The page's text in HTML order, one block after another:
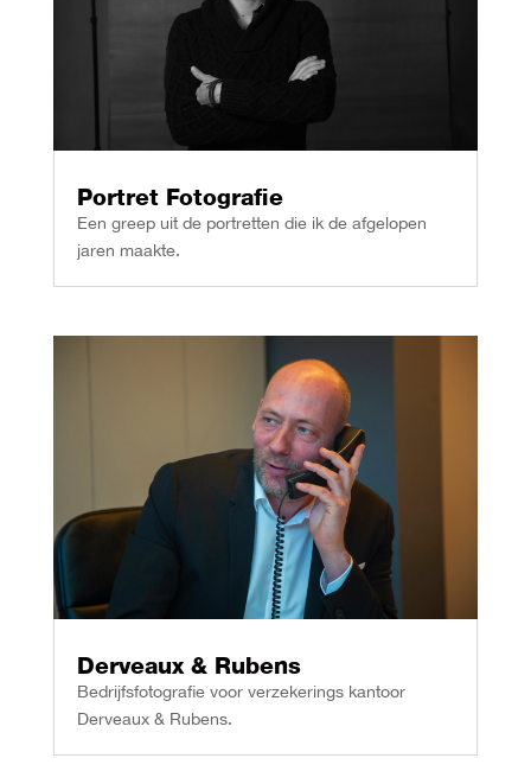
Portret Fotografie
Een greep uit de portretten die ik de afgelopen
jaren maakte.
Derveaux & Rubens
Bedrijfsfotografie voor verzekerings kantoor
Derveaux & Rubens.